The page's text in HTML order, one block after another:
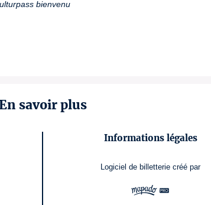
bienvenu
savoir plus
Informations légales
Logiciel de billetterie créé par